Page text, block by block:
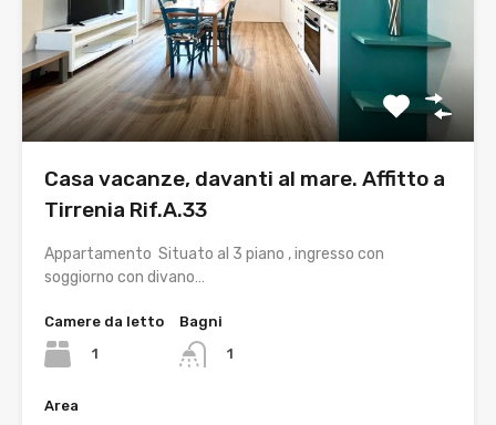
Casa vacanze, davanti al mare. Affitto a
Tirrenia Rif.A.33
Appartamento Situato al 3 piano , ingresso con
soggiorno con divano…
Camere da letto
1
Bagni
1
Area